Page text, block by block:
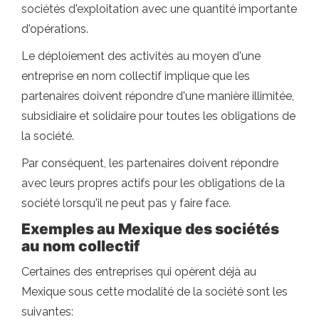
sociétés d'exploitation avec une quantité importante
d'opérations.
Le déploiement des activités au moyen d'une
entreprise en nom collectif implique que les
partenaires doivent répondre d'une manière illimitée,
subsidiaire et solidaire pour toutes les obligations de
la société.
Par conséquent, les partenaires doivent répondre
avec leurs propres actifs pour les obligations de la
société lorsqu'il ne peut pas y faire face.
Exemples au Mexique des sociétés
au nom collectif
Certaines des entreprises qui opèrent déjà au
Mexique sous cette modalité de la société sont les
suivantes: